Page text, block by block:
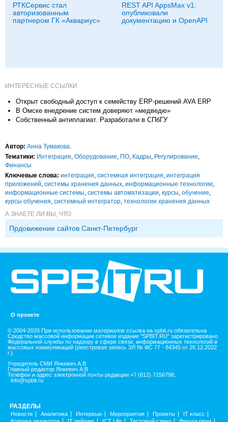
РТКСервис стал
авторизованным
партнером ГК «Аквариус»
REST API AppsMax v1:
опубликовали
документацию и OpenAPI
ИНТЕРЕСНЫЕ ССЫЛКИ
Открыт свободный доступ к семейству ERP-решений AVA ERP
В Омске внедрение систем доверяют «медведю»
Собственный антиплагиат. Разработали в СПбГУ
Автор: Анна Тумакова
Тематики: Интеграция Оборудование ПО Кадры Регулирование
Финансы
Ключевые слова: интеграция системная интеграция интеграция
приложений системы хранения данных информационные технологии
информационные системы системы автоматизации курсы обучение
курсы обучения системный интегратор технологии хранения данных
А ЗНАЕТЕ ЛИ ВЫ, ЧТО:
Прдовижение сайтов Санкт-Петербург
О проекте
© 2004-2026 При использовании материалов ссылка на spbit.ru обязательна
Средство массовой информации сетевое издание "SPBIT.RU" зарегистрировано
Федеральной службы по надзору в сфере связи, информационных технологий и
массовых коммуникаций (реестровая запись ЭЛ № ФС 77 - 84345 от 26.12.2022
г.).
Учредитель СМИ Янкевич А.В
Главный редактор Янкевич А.В
Телефон и адрес электронной почты редакции +7 (812) 7156798,
info@spbit.ru
РАЗДЕЛЫ
Новости Аналитика Интервью Мероприятия Проекты
IT класс
Колонка редактора
IT рейтинг ICT Life Тестовый стенд Фигура речи